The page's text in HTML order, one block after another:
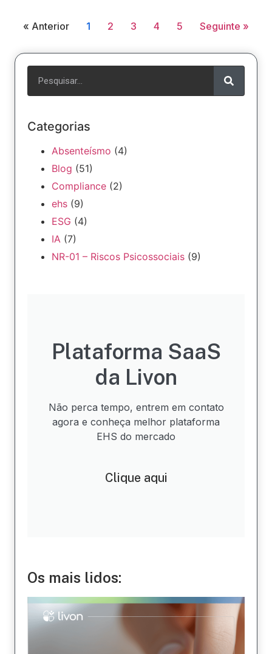
« Anterior 1 2 3 4 5 Seguinte »
Categorias
Absenteísmo (4)
Blog (51)
Compliance (2)
ehs (9)
ESG (4)
IA (7)
NR-01 – Riscos Psicossociais (9)
Plataforma SaaS
da Livon
Não perca tempo, entrem em contato
agora e conheça melhor plataforma
EHS do mercado
Clique aqui
Os mais lidos: